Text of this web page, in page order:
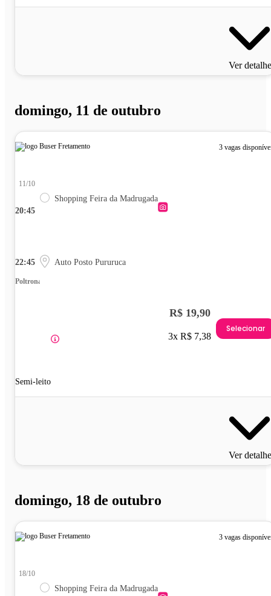
Ver
domingo, 11 de outubro
3 vagas
20:45
11/10
Shopping Feira da Madrugada
22:45 Auto Posto Pururuca
Poltrona
Semi-leito
R$ 19,90
3x R$ 7,38
Selecionar
Ver
domingo, 18 de outubro
3 vagas
18/10
Shopping Feira da Madrugada